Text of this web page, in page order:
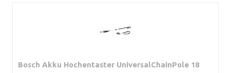
Bosch Akku Hochentaster UniversalChainPole 18